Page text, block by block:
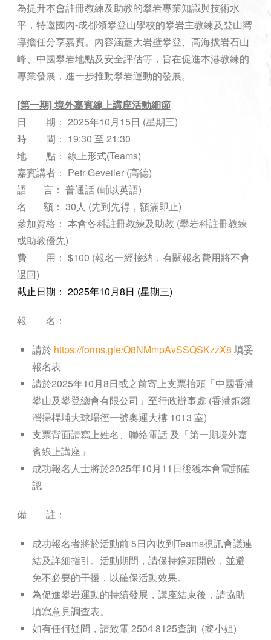
為提升本會註冊教練及助教的攀岩專業知識與技術水
平，特邀國內-成都領攀登山學校的攀岩主教練及登山嚮
導擔任分享嘉賓。內容涵蓋大岩壁攀登、高海拔岩石山
峰、中國攀岩地點及安全評估等，旨在促進本港教練的
專業發展，進一步推動攀岩運動的發展。
[第一期] 境外嘉賓線上講座活動細節
日 期： 2025年10月15日 (星期三)
時 間： 19:30 至 21:30
地 點： 線上形式(Teams)
嘉賓講者： Petr Geveiler (高德)
語 言： 普通話 (輔以英語)
名 額： 30人 (先到先得，額滿即止)
參加資格： 本會各科註冊教練及助教 (攀岩科註冊教練
或助教優先)
費 用： $100 (報名一經接納，有關報名費用將不會
退回)
截止日期： 2025年10月8日 (星期三)
報 名：
請於 https://forms.gle/Q8NMmpAvSSQSKzzX8 填妥
報名表
請於2025年10月8日或之前寄上支票抬頭「中國香港
攀山及攀登總會有限公司」至行政辦事處 (香港銅鑼
灣掃桿埔大球場徑一號奧運大樓 1013 室)
支票背面請寫上姓名、聯絡電話 及「第一期境外嘉
賓線上講座」
成功報名人士將於2025年10月11日後獲本會電郵確
認
備 註：
成功報名者將於活動前 5日內收到Teams視訊會議連
結及詳細指引。活動期間，請保持鏡頭開啟，並避
免不必要的干擾，以確保活動效果。
為促進攀岩運動的持續發展，講座結束後，請協助
填寫意見調查表。
如有任何疑問，請致電 2504 8125查詢 (黎小姐)